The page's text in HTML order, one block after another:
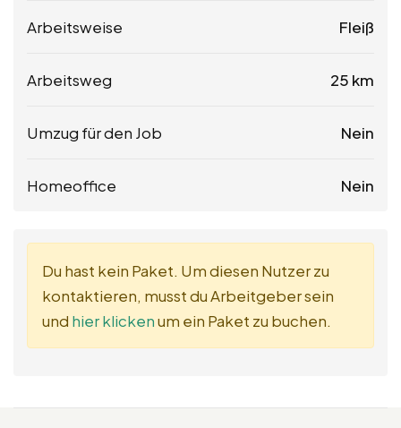
Arbeitsweise Fleiß
Arbeitsweg 25 km
Umzug für den Job Nein
Homeoffice Nein
Du hast kein Paket. Um diesen Nutzer zu
kontaktieren, musst du Arbeitgeber sein
und hier klickenum ein Paket zu buchen.